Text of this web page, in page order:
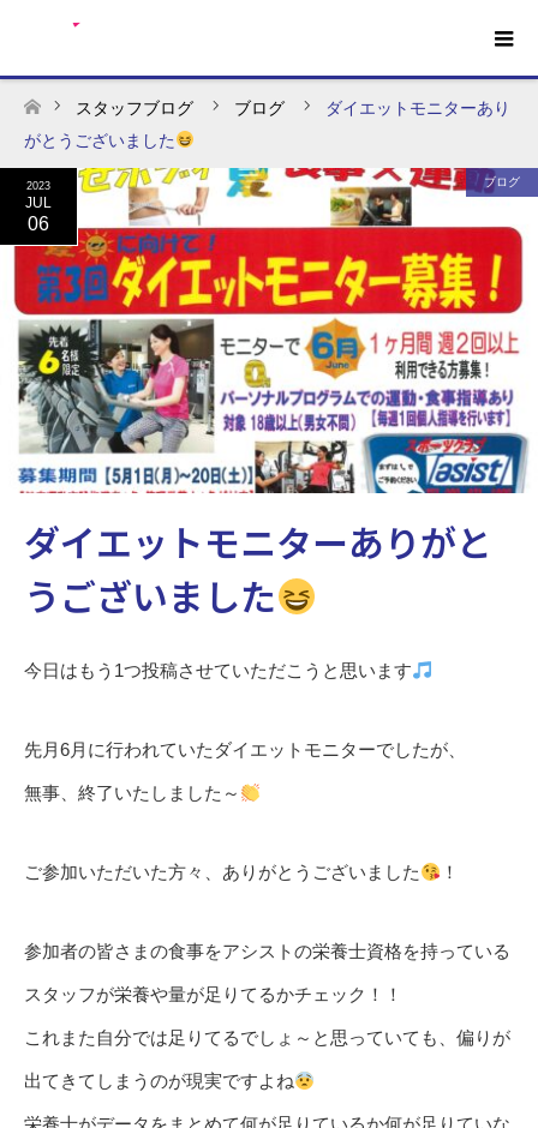
ホーム
スタッフブログ ブログ
ダイエットモニターあり
がとうございました
2023
JUL
06
ブログ
ダイエットモニターありがと
うございました
今日はもう1つ投稿させていただこうと思います
先月6月に行われていたダイエットモニターでしたが、
無事、終了いたしました～
ご参加いただいた方々、ありがとうございました ！
参加者の皆さまの食事をアシストの栄養士資格を持っている
スタッフが栄養や量が足りてるかチェック！！
これまた自分では足りてるでしょ～と思っていても、偏りが
出てきてしまうのが現実ですよね